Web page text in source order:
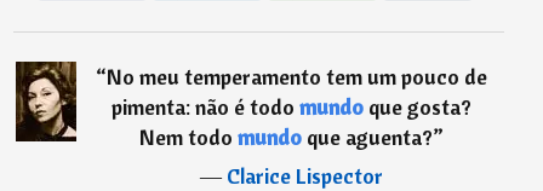
“No meu temperamento tem um pouco de
pimenta: não é todo mundoque gosta?
Nem todo mundoque aguenta?”
―Clarice Lispector